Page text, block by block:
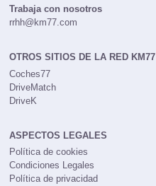
Trabaja con nosotros
rrhh@km77.com
OTROS SITIOS DE LA RED KM77
Coches77
DriveMatch
DriveK
ASPECTOS LEGALES
Política de cookies
Condiciones Legales
Política de privacidad